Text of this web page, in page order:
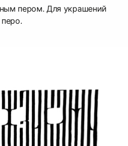
пером. Для украшений